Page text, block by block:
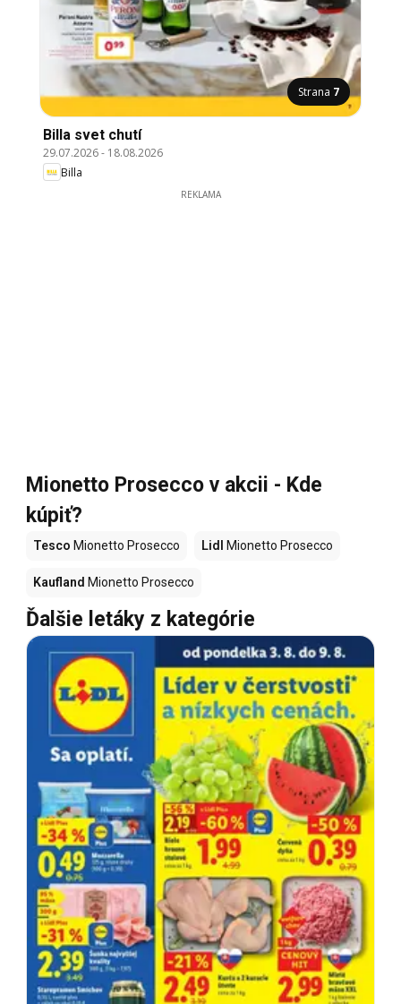
Strana 7
Billa svet chutí
29.07.2026- 18.08.2026
Billa
REKLAMA
Mionetto Prosecco v akcii - Kde
kúpiť?
Tesco Mionetto Prosecco Lidl Mionetto Prosecco
Kaufland Mionetto Prosecco
Ďalšie letáky z kategórie